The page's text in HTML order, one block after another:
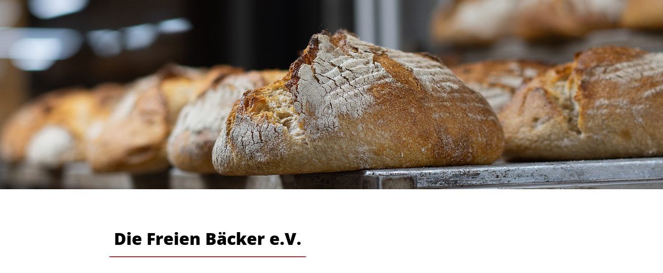
Die Freien Bäcker e.V.